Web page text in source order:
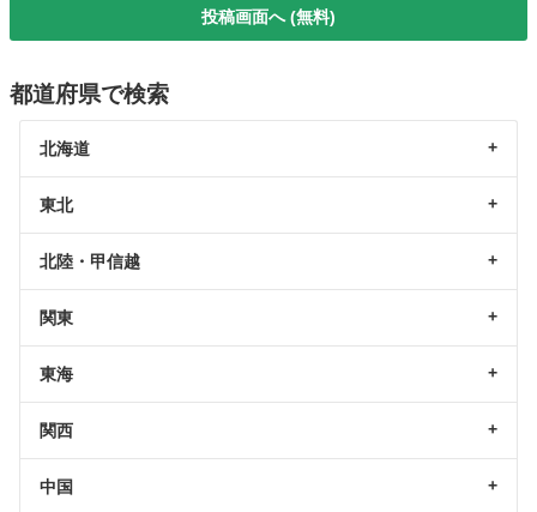
投稿画面へ (無料)
都道府県で検索
北海道
東北
北陸・甲信越
関東
東海
関西
中国